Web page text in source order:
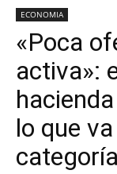
ECONOMIA
«Poca
activa»:
lo que